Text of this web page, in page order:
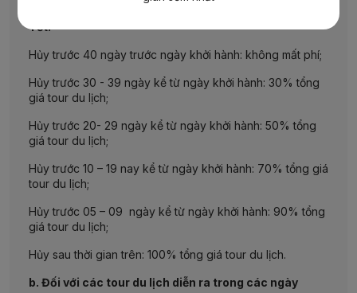
Tết:
Hủy trước 40 ngày trước ngày khởi hành: không mất phí;
Hủy trước 30 - 39 ngày kể từ ngày khởi hành: 30% tổng
giá tour du lịch;
Hủy trước 20- 29 ngày kể từ ngày khởi hành: 50% tổng
giá tour du lịch;
Hủy trước 10 – 19 nay kể từ ngày khởi hành: 70% tổng giá
tour du lịch;
Hủy trước 05 – 09 ngày kể từ ngày khởi hành: 90% tổng
giá tour du lịch;
Hủy sau thời gian trên: 100% tổng giá tour du lịch.
b. Đối với các tour du lịch diễn ra trong các ngày